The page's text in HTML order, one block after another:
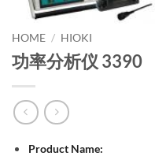
HOME / HIOKI
功率分析仪 3390
Product Name: